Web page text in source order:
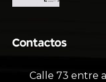
Contactos
Calle 73 entre